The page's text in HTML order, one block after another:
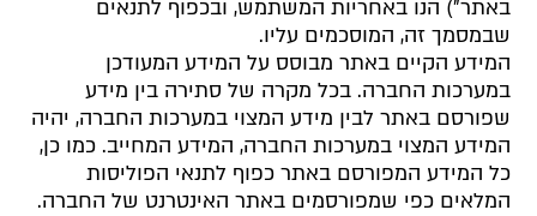
באתר") הנו באחריות המשתמש, ובכפוף לתנאים
שבמסמך זה, המוסכמים עליו.
המידע הקיים באתר מבוסס על המידע המעודכן
במערכות החברה. בכל מקרה של סתירה בין מידע
שפורסם באתר לבין מידע המצוי במערכות החברה, יהיה
המידע המצוי במערכות החברה, המידע המחייב. כמו כן,
כל המידע המפורסם באתר כפוף לתנאי הפוליסות
המלאים כפי שמפורסמים באתר האינטרנט של החברה.